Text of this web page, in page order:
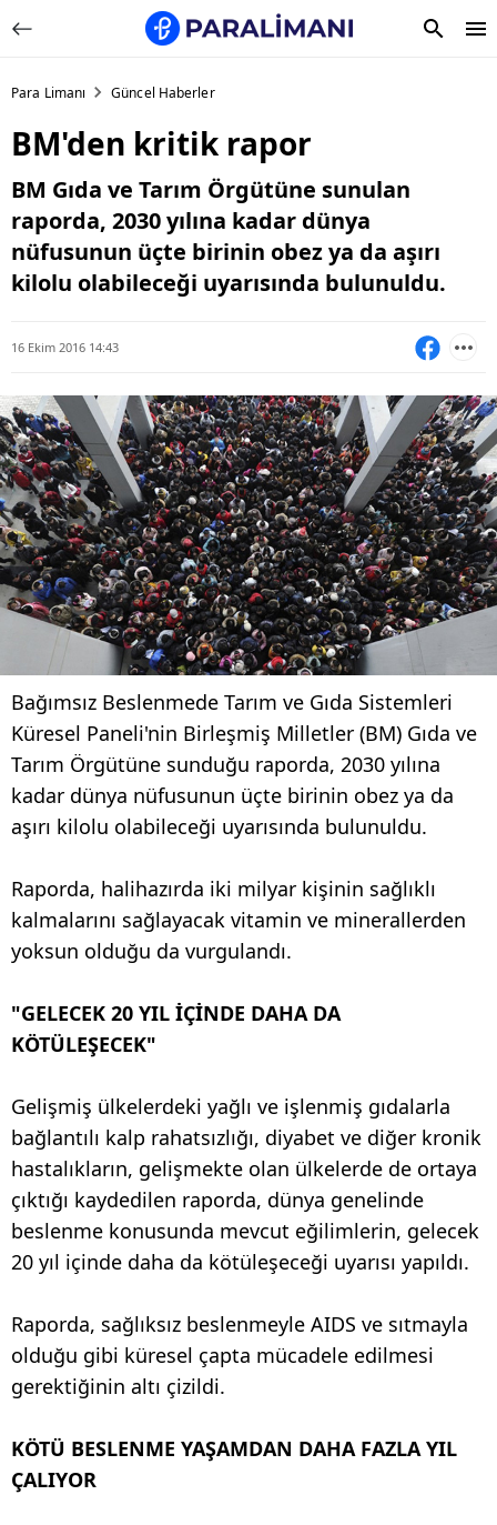
Para Limanı Güncel Haberler
BM'den kritik rapor
BM Gıda ve Tarım Örgütüne sunulan
raporda, 2030 yılına kadar dünya
nüfusunun üçte birinin obez ya da aşırı
kilolu olabileceği uyarısında bulunuldu.
16 Ekim 2016 14:43
Bağımsız Beslenmede Tarım ve Gıda Sistemleri
Küresel Paneli'nin Birleşmiş Milletler (BM) Gıda ve
Tarım Örgütüne sunduğu raporda, 2030 yılına
kadar dünya nüfusunun üçte birinin obez ya da
aşırı kilolu olabileceği uyarısında bulunuldu.
Raporda, halihazırda iki milyar kişinin sağlıklı
kalmalarını sağlayacak vitamin ve minerallerden
yoksun olduğu da vurgulandı.
"GELECEK 20 YIL İÇİNDE DAHA DA
KÖTÜLEŞECEK"
Gelişmiş ülkelerdeki yağlı ve işlenmiş gıdalarla
bağlantılı kalp rahatsızlığı, diyabet ve diğer kronik
hastalıkların, gelişmekte olan ülkelerde de ortaya
çıktığı kaydedilen raporda, dünya genelinde
beslenme konusunda mevcut eğilimlerin, gelecek
20 yıl içinde daha da kötüleşeceği uyarısı yapıldı.
Raporda, sağlıksız beslenmeyle AIDS ve sıtmayla
olduğu gibi küresel çapta mücadele edilmesi
gerektiğinin altı çizildi.
KÖTÜ BESLENME YAŞAMDAN DAHA FAZLA YIL
ÇALIYOR